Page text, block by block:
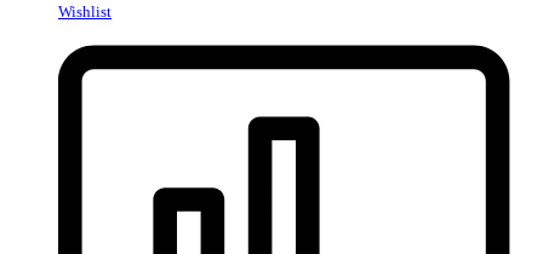
Wishlist